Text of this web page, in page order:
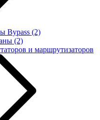
Bypass (2)
(2)
и маршрутизаторов